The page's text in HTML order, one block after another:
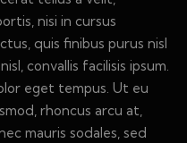
nisi in cursus
quis finibus purus nisl
convallis facilisis ipsum.
eget tempus. Ut eu
rhoncus arcu at,
mauris sodales, sed